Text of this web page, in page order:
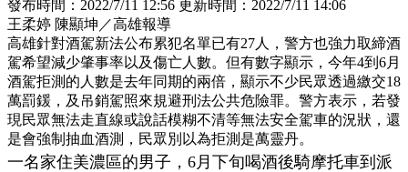
發布時間： 2022/7/11 12:56 更新時間： 2022/7/11 14:06
王柔婷 陳顯坤／高雄報導
高雄針對酒駕新法公布累犯名單已有27人，警方也強力取締酒
駕希望減少肇事率以及傷亡人數。但有數字顯示，今年4到6月
酒駕拒測的人數是去年同期的兩倍，顯示不少民眾透過繳交18
萬罰鍰，及吊銷駕照來規避刑法公共危險罪。警方表示，若發
現民眾無法走直線或說話模糊不清等無法安全駕車的況狀，還
是會強制抽血酒測，民眾別以為拒測是萬靈丹。
一名家住美濃區的男子，6月下旬喝酒後騎摩托車到派